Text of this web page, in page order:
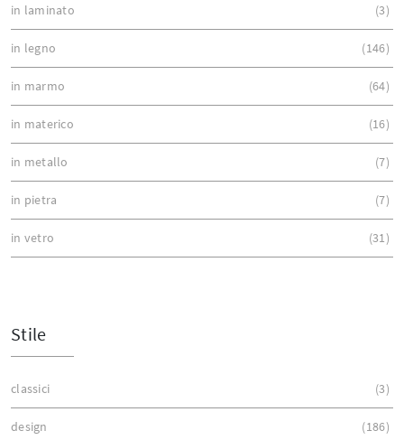
in laminato 3
in legno 146
in marmo 64
in materico 16
in metallo 7
in pietra 7
in vetro 31
Stile
classici 3
design 186